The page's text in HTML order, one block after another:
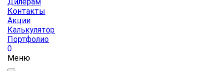
Контакты
Акции
Калькулятор
Портфолио
0
Меню